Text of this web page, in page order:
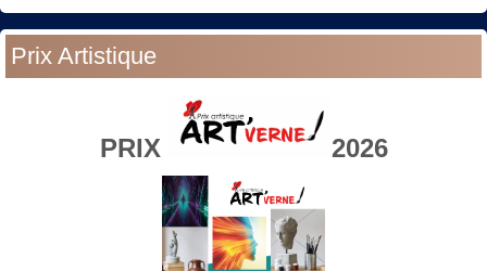
Prix Artistique
PRIX 2026